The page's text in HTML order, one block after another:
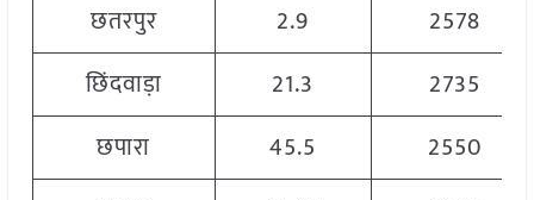
छतरपुर
2.9
2578
छिंदवाड़ा
21.3
2735
छपारा
45.5
2550